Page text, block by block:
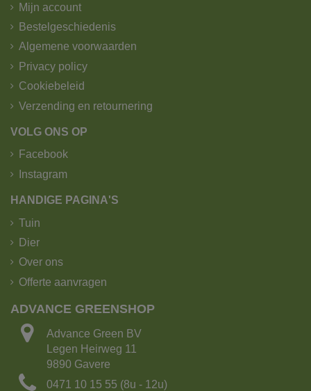
Mijn account
Bestelgeschiedenis
Algemene voorwaarden
Privacy policy
Cookiebeleid
Verzending en retournering
VOLG ONS OP
Facebook
Instagram
HANDIGE PAGINA'S
Tuin
Dier
Over ons
Offerte aanvragen
ADVANCE GREENSHOP
Advance Green BV
Legen Heirweg 11
9890 Gavere
0471 10 15 55 (8u - 12u)